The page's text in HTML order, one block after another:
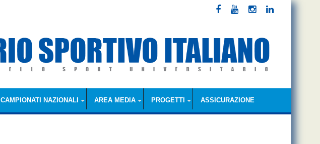
CAMPIONATI NAZIONALI AREA MEDIA PROGETTI ASSICURAZIONE